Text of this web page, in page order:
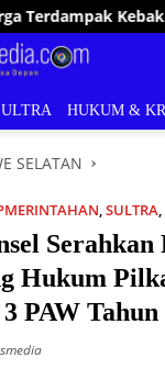
Publik
HUKUM &
SELATAN
,SULTRA,
Serahkan
Hukum
3 PAW